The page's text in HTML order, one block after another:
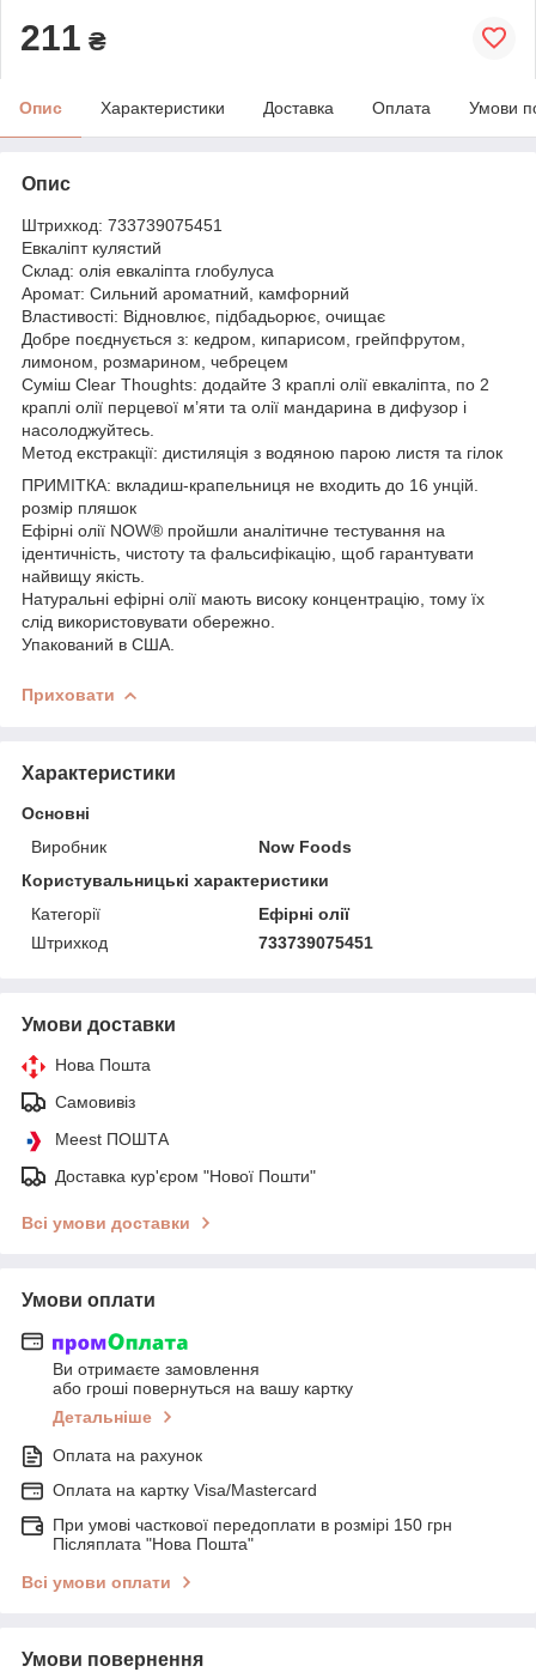
211 ₴
Опис Характеристики Доставка Оплата Умови
Опис
Штрихкод: 733739075451
Евкаліпт кулястий
Склад: олія евкаліпта глобулуса
Аромат: Сильний ароматний, камфорний
Властивості: Відновлює, підбадьорює, очищає
Добре поєднується з: кедром, кипарисом, грейпфрутом,
лимоном, розмарином, чебрецем
Суміш Clear Thoughts: додайте 3 краплі олії евкаліпта, по 2
краплі олії перцевої м’яти та олії мандарина в дифузор і
насолоджуйтесь.
Метод екстракції: дистиляція з водяною парою листя та гілок
ПРИМІТКА: вкладиш-крапельниця не входить до 16 унцій.
розмір пляшок
Ефірні олії NOW® пройшли аналітичне тестування на
ідентичність, чистоту та фальсифікацію, щоб гарантувати
найвищу якість.
Натуральні ефірні олії мають високу концентрацію, тому їх
слід використовувати обережно.
Упакований в США.
Приховати
Характеристики
Основні
Виробник
Now Foods
Користувальницькі характеристики
Категорії
Ефірні олії
Штрихкод
733739075451
Умови доставки
Нова Пошта
Самовивіз
Meest ПОШТА
Доставка кур'єром "Нової Пошти"
Всі умови доставки
Умови оплати
Ви отримаєте замовлення
або гроші повернуться на вашу картку
Детальніше
Оплата на рахунок
Оплата на картку Visa/Mastercard
При умові часткової передоплати в розмірі 150 грн
Післяплата "Нова Пошта"
Всі умови оплати
Умови повернення